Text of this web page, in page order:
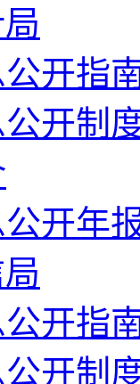
开指
开制
开年
开指
开制